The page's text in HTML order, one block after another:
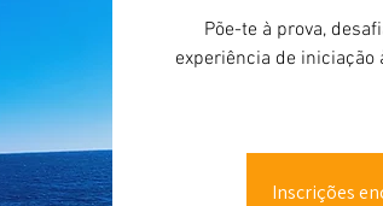
Põe-te à prova,
experiência de iniciação
Inscrições